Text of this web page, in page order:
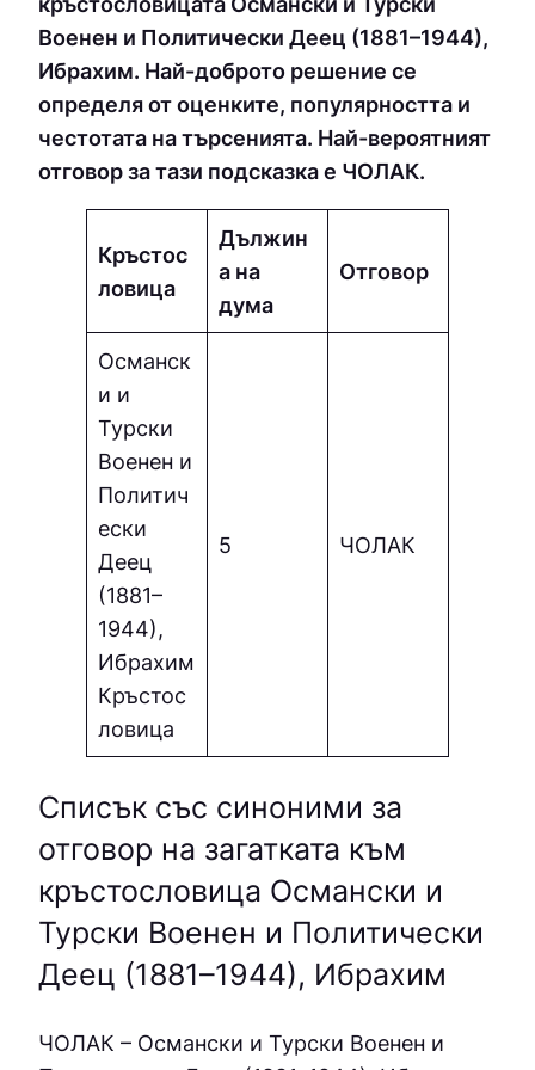
Военен и Политически Деец (1881–1944),
Ибрахим. Най-доброто решение се
определя от оценките, популярността и
честотата на търсенията. Най-вероятният
отговор за тази подсказка е ЧOЛAК.
Кръстос
ловица
Дължин
а на
дума
Отговор
Османск
и и
Турски
Военен и
Политич
ески
Деец
(1881–
1944),
Ибрахим
Кръстос
ловица
5 ЧOЛAК
Списък със синоними за
отговор на загатката към
кръстословица Османски и
Турски Военен и Политически
Деец (1881–1944), Ибрахим
ЧOЛAК – Османски и Турски Военен и